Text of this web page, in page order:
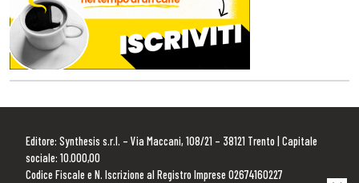
Editore: Synthesis s.r.l. – Via Maccani, 108/21 – 38121 Trento | Capitale
sociale: 10.000,00
Codice Fiscale e N. Iscrizione al Registro Imprese 02674160227